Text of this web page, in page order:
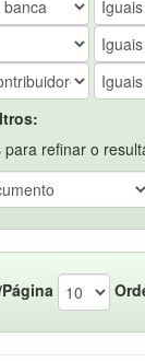
para refinar o